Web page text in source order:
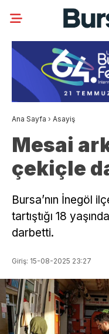
Ana Sayfa › Asayiş
Mesai
çekiçle
Bursa’nın İnegöl
tartıştığı 18
darbetti.
Giriş: 15-08-2025 23:27